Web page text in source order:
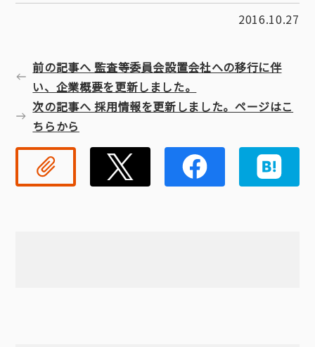
2016.10.27
前の記事へ 監査等委員会設置会社への移行に伴
い、企業概要を更新しました。
次の記事へ 採用情報を更新しました。ページはこ
ちらから
リンクコピー Twitter